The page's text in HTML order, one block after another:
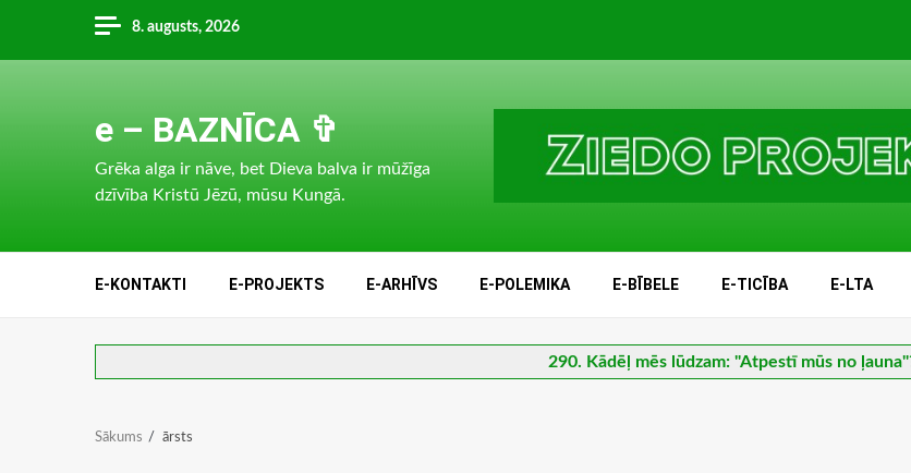
content
8. augusts, 2026
e – BAZNĪCA ✞
Grēka alga ir nāve, bet Dieva balva ir mūžīga
dzīvība Kristū Jēzū, mūsu Kungā.
E-KONTAKTI E-PROJEKTS E-ARHĪVS E-POLEMIKA E-BĪBELE E-TICĪBA E-LTA
290. Kādēļ mēs lūdzam: "Atpestī mūs no
Sākums ārsts